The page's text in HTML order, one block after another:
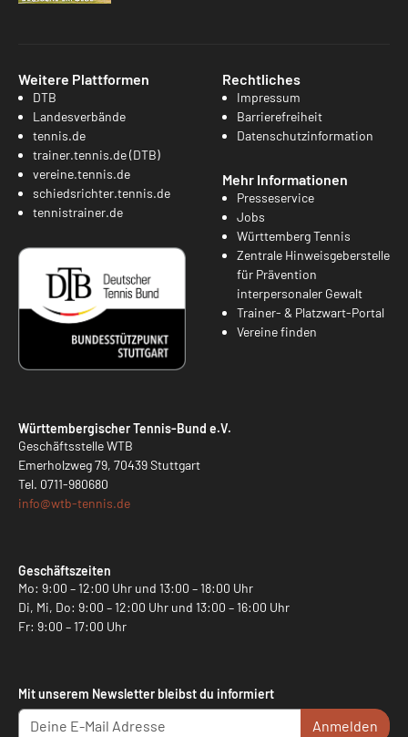
Weitere Plattformen
DTB
Landesverbände
tennis.de
trainer.tennis.de (DTB)
vereine.tennis.de
schiedsrichter.tennis.de
tennistrainer.de
Rechtliches
Impressum
Barrierefreiheit
Datenschutzinformation
Mehr Informationen
Presseservice
Jobs
Württemberg Tennis
Zentrale Hinweisgeberstelle
für Prävention
interpersonaler Gewalt
Trainer- & Platzwart-Portal
Vereine finden
Württembergischer Tennis-Bund e.V.
Geschäftsstelle WTB
Emerholzweg 79, 70439 Stuttgart
Tel. 0711-980680
info@wtb-tennis.de
Geschäftszeiten
Mo: 9:00 – 12:00 Uhr und 13:00 – 18:00 Uhr
Di, Mi, Do: 9:00 – 12:00 Uhr und 13:00 – 16:00 Uhr
Fr: 9:00 – 17:00 Uhr
Mit unserem Newsletter bleibst du informiert
Anmelden